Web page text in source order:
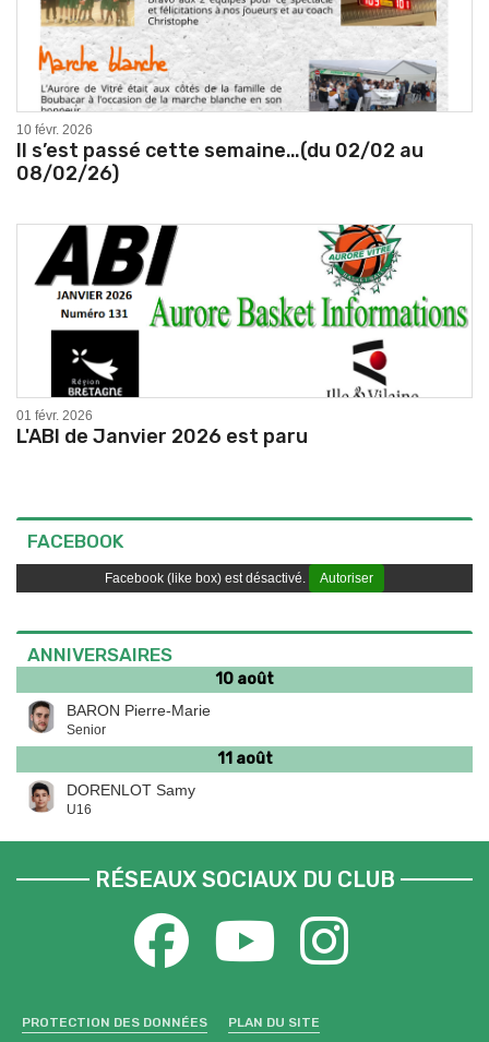
10 févr. 2026
Il s’est passé cette semaine…(du 02/02 au
08/02/26)
01 févr. 2026
L'ABI de Janvier 2026 est paru
FACEBOOK
Facebook (like box) est désactivé. Autoriser
ANNIVERSAIRES
10 août
BARON Pierre-Marie
Senior
11 août
DORENLOT Samy
U16
RÉSEAUX SOCIAUX DU CLUB
PROTECTION DES DONNÉES PLAN DU SITE